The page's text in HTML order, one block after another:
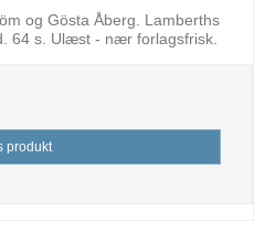
og Gösta Åberg. Lamberths
64 s. Ulæst - nær forlagsfrisk.
produkt